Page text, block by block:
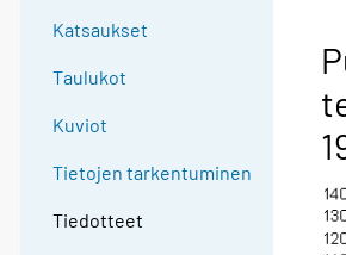
Katsaukset
Taulukot
Kuviot
Tietojen tarkentuminen
Tiedotteet